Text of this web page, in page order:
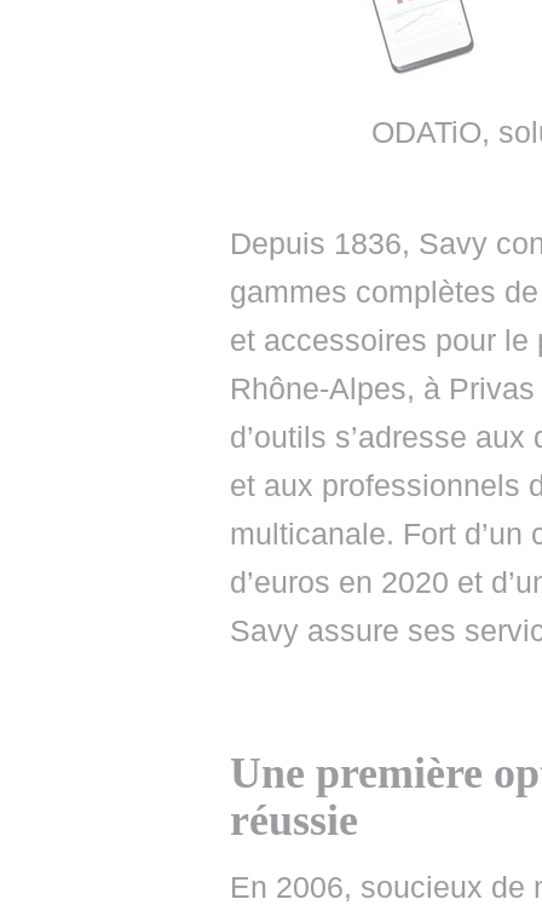
ODATiO,
Depuis 1836, Savy
gammes complètes
et accessoires pour
Rhône-Alpes, à
d’outils s’adresse
et aux professionnels
multicanale. Fort d’un
d’euros en 2020 et
Savy assure ses
Une première
réussie
En 2006, soucieux de